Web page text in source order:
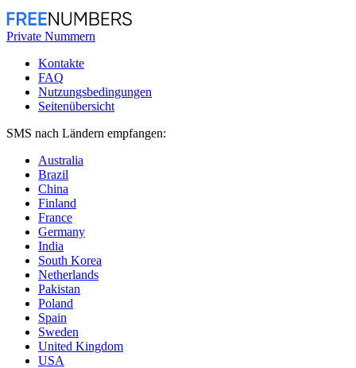
Private Nummern
Kontakte
FAQ
Nutzungsbedingungen
Seitenübersicht
SMS nach Ländern empfangen:
Australia
Brazil
China
Finland
France
Germany
India
South Korea
Netherlands
Pakistan
Poland
Spain
Sweden
United Kingdom
USA